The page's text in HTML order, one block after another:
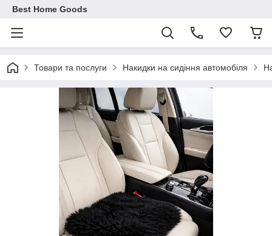
Best Home Goods
Товари та послуги Накидки на сидіння автомобіля